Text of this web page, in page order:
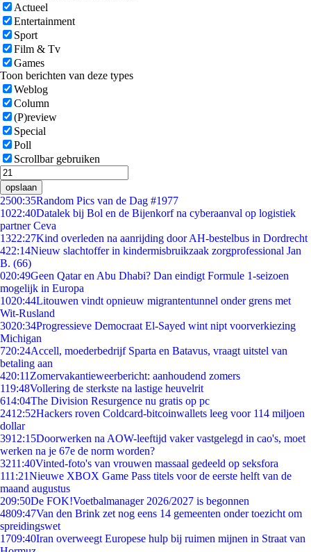
Actueel
Entertainment
Sport
Film & Tv
Games
Toon berichten van deze types
Weblog
Column
(P)review
Special
Poll
Scrollbar gebruiken
opslaan
2500:35Random Pics van de Dag #1977
1022:40Datalek bij Bol en de Bijenkorf na cyberaanval op logistiek
partner Ceva
1322:27Kind overleden na aanrijding door AH-bestelbus in Dordrecht
422:14Nieuw slachtoffer in kindermisbruikzaak zorgprofessional Jan
B. (66)
020:49Geen Qatar en Abu Dhabi? Dan eindigt Formule 1-seizoen
mogelijk in Europa
1020:44Litouwen vindt opnieuw migrantentunnel onder grens met
Wit-Rusland
3020:34Progressieve Democraat El-Sayed wint nipt voorverkiezing
Michigan
720:24Accell, moederbedrijf Sparta en Batavus, vraagt uitstel van
betaling aan
420:11 Zomervakantieweerbericht: aanhoudend zomers
119:48Vollering de sterkste na lastige heuvelrit
614:04The Division Resurgence nu gratis op pc
2412:52Hackers roven Coldcard-bitcoinwallets leeg voor 114 miljoen
dollar
3912:15Doorwerken na AOW-leeftijd vaker vastgelegd in cao's, moet
werken na je 67e de norm worden?
3211:40Vinted-foto's van vrouwen massaal gedeeld op seksfora
111:21Nieuwe XBOX Game Pass titels voor de eerste helft van de
maand augustus
209:50De FOK!Voetbalmanager 2026/2027 is begonnen
4809:47Van den Brink zet nog eens 14 gemeenten onder toezicht om
spreidingswet
1709:40Iran overweegt Europese hulp bij ruimen mijnen in Straat van